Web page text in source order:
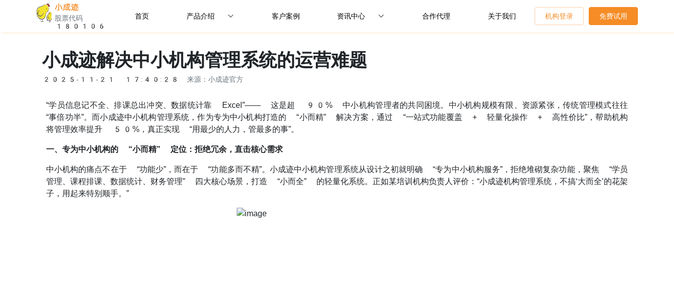
小成迹
股票代码
180106
首页 产品介绍
家长端
客户案例 资讯中心
行业资讯
合作代理 关于我们 机构登录 免费试用
小成迹解决中小机构管理系统的运营难题
2025-11-21 17:40:28 来源：小成迹官方
“学员信息记不全、排课总出冲突、数据统计靠 Excel”—— 这是超 90% 中小机构管理者的共同困境。中小机构规模有限、资源紧张，传统管理模式往往
“事倍功半”。而小成迹中小机构管理系统，作为专为中小机构打造的 “小而精” 解决方案，通过 “一站式功能覆盖 + 轻量化操作 + 高性价比”，帮助机构
将管理效率提升 50%，真正实现 “用最少的人力，管最多的事”。
一、专为中小机构的 “小而精” 定位：拒绝冗余，直击核心需求
中小机构的痛点不在于 “功能少”，而在于 “功能多而不精”。小成迹中小机构管理系统从设计之初就明确 “专为中小机构服务”，拒绝堆砌复杂功能，聚焦 “学员
管理、课程排课、数据统计、财务管理” 四大核心场景，打造 “小而全” 的轻量化系统。正如某培训机构负责人评价：“小成迹机构管理系统，不搞‘大而全’的花架
子，用起来特别顺手。”